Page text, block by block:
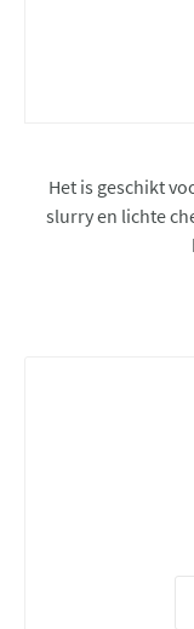
Het is geschikt
slurry en lichte